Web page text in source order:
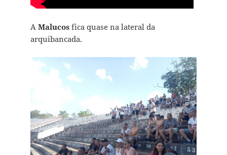
A Malucos fica quase na lateral da
arquibancada.